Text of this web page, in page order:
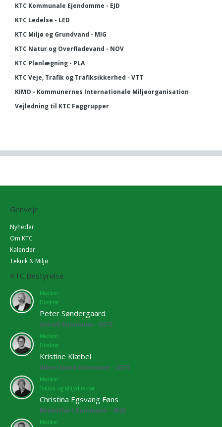
KTC Kommunale Ejendomme - EJD
KTC Ledelse - LED
KTC Miljø og Grundvand - MIG
KTC Natur og Overfladevand - NOV
KTC Planlægning - PLA
KTC Veje, Trafik og Trafiksikkerhed - VTT
KIMO - Kommunernes Internationale Miljøorganisation
Vejledning til KTC Faggrupper
Genveje
Nyheder
Om KTC
Kalender
Teknik & Miljø
KTC Bestyrelse
Medlem
Direktør
Peter Søndergaard
Solrød Kommune - 5272
Medlem
Direktør
Kristine Klæbel
Albertslund Kommune - 2673
Medlem
Teknik- og Miljødirektør
Christina Egsvang Føns
Middelfart Kommune - 4525
Medlem